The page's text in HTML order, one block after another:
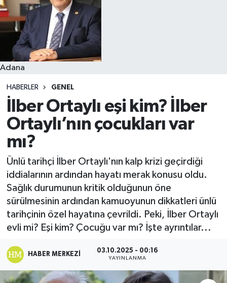
Adana
HABERLER GENEL
İlber Ortaylı eşi kim? İlber
Ortaylı’nın çocukları var
mı?
Ünlü tarihçi İlber Ortaylı'nın kalp krizi geçirdiği
iddialarının ardından hayatı merak konusu oldu.
Sağlık durumunun kritik olduğunun öne
sürülmesinin ardından kamuoyunun dikkatleri ünlü
tarihçinin özel hayatına çevrildi. Peki, İlber Ortaylı
evli mi? Eşi kim? Çocuğu var mı? İşte ayrıntılar...
HABER MERKEZI 03.10.2025 - 00:16
YAYINLANMA
Resmi İlanlar